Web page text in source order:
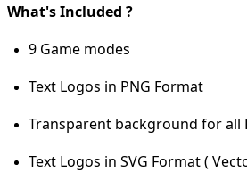
What's Included ?
9 Game modes
Text Logos in PNG Format
Transparent background for all
Text Logos in SVG Format (